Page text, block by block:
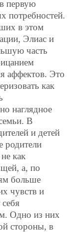
первую
потребностей.
в этом
Элиас и
часть
аффектов. Это
как
наглядное
В
и детей
родители
как
а, по
больше
чувств и
Одно из них
стороны, в